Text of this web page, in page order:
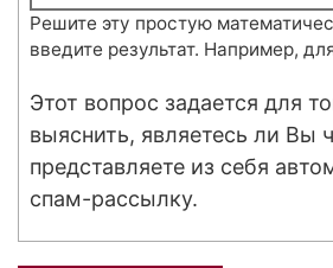
Решите эту простую
введите результат. Например,
Этот вопрос задается для
выяснить, являетесь ли Вы
представляете из себя
спам-рассылку.